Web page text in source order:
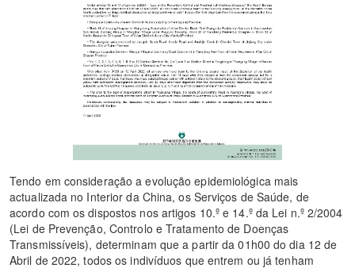
Tendo em consideração a evolução epidemiológica mais
actualizada no Interior da China, os Serviços de Saúde, de
acordo com os dispostos nos artigos 10.º e 14.º da Lei n.º 2/2004
(Lei de Prevenção, Controlo e Tratamento de Doenças
Transmissíveis), determinam que a partir da 01h00 do dia 12 de
Abril de 2022, todos os indivíduos que entrem ou já tenham